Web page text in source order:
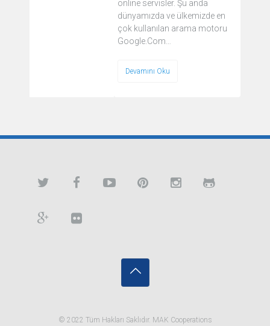
online servisler. Şu anda
dünyamızda ve ülkemizde en
çok kullanılan arama motoru
Google.Com…
Devamını Oku
© 2022 Tüm Hakları Saklıdır. MAK Cooperations